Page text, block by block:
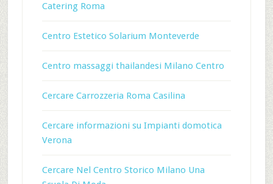
Catering Roma
Centro Estetico Solarium Monteverde
Centro massaggi thailandesi Milano Centro
Cercare Carrozzeria Roma Casilina
Cercare informazioni su Impianti domotica
Verona
Cercare Nel Centro Storico Milano Una